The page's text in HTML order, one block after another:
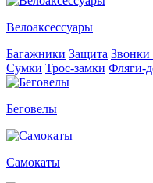
Велоаксессуары
Багажники Защита Звонки
Сумки Трос-замки Фляги-
Беговелы
Самокаты